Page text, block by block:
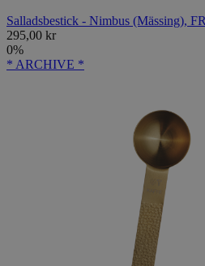
Salladsbestick - Nimbus (Mässing),
295,00 kr
0%
* ARCHIVE *